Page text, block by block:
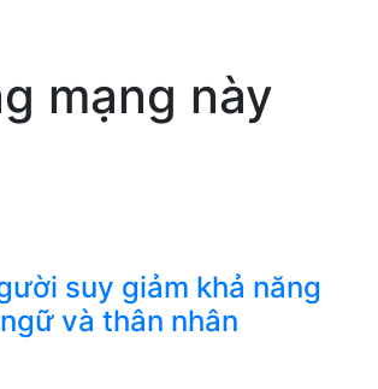
mạng này
suy giảm khả năng
và thân nhân